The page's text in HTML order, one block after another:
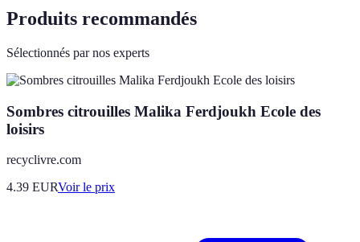
Produits recommandés
Sélectionnés par nos experts
Sombres citrouilles Malika Ferdjoukh Ecole des
loisirs
recyclivre.com
4.39 EURVoir le prix